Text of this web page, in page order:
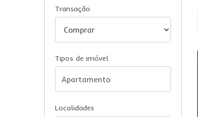
Transação
Tipos de imóvel
Localidades